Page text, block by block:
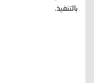
بالتنفيذ.